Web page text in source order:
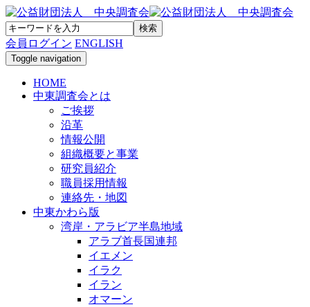
会員ログイン ENGLISH
Toggle navigation
HOME
中東調査会とは
ご挨拶
沿革
情報公開
組織概要と事業
研究員紹介
職員採用情報
連絡先・地図
中東かわら版
湾岸・アラビア半島地域
アラブ首長国連邦
イエメン
イラク
イラン
オマーン